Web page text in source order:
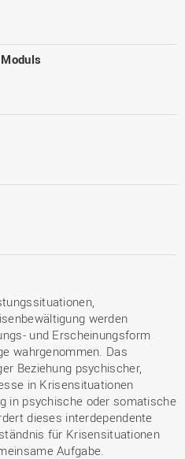
werden
und Erscheinungsform
wahrgenommen. Das
Beziehung psychischer,
in Krisensituationen
in psychische oder somatische
dieses interdependente
für Krisensituationen
Aufgabe.